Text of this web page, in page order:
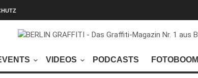
VIDEOS PODCASTS FOTOBOOM